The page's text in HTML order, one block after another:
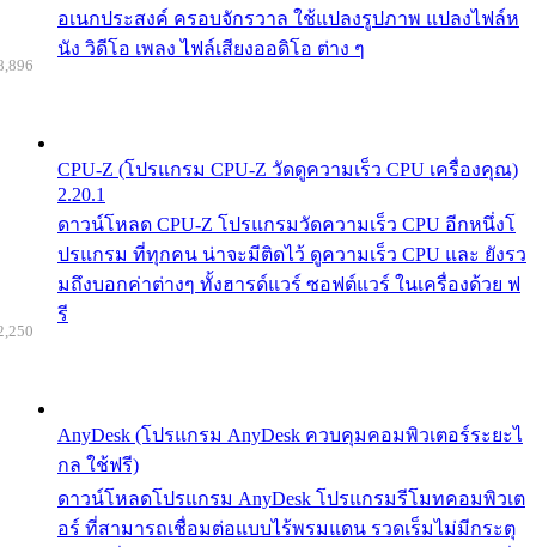
อเนกประสงค์ ครอบจักรวาล ใช้แปลงรูปภาพ แปลงไฟล์ห
นัง วิดีโอ เพลง ไฟล์เสียงออดิโอ ต่าง ๆ
CPU-Z (โปรแกรม CPU-Z วัดดูความเร็ว CPU เครื่องคุณ)
2.20.1
ดาวน์โหลด CPU-Z โปรแกรมวัดความเร็ว CPU อีกหนึ่งโ
ปรแกรม ที่ทุกคน น่าจะมีติดไว้ ดูความเร็ว CPU และ ยังรว
มถึงบอกค่าต่างๆ ทั้งฮารด์แวร์ ซอฟต์แวร์ ในเครื่องด้วย ฟ
รี
AnyDesk (โปรแกรม AnyDesk ควบคุมคอมพิวเตอร์ระยะไ
กล ใช้ฟรี)
ดาวน์โหลดโปรแกรม AnyDesk โปรแกรมรีโมทคอมพิวเต
อร์ ที่สามารถเชื่อมต่อแบบไร้พรมแดน รวดเร็มไม่มีกระตุ